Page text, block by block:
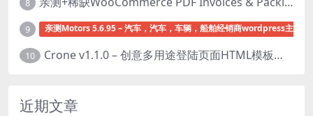
9 亲测Motors 5.6.95 – 汽车，汽车，车辆，船舶经销商wordpress主题下
10 Crone v1.1.0 – 创意多用途登陆页面HTML模板下载
近期文章